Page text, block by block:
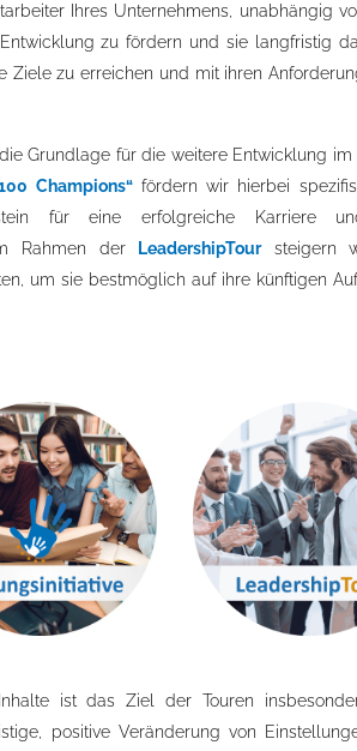
Ihres Unternehmens, unabhängig
zu fördern und sie langfristig
Ziele zu erreichen und mit ihren
Grundlage für die weitere Entwicklung im
Champions“fördern wir hierbei
für eine erfolgreiche Karriere
Rahmen der
LeadershipToursteigern
um sie bestmöglich auf ihre künftigen
ist das Ziel der Touren
positive Veränderung von